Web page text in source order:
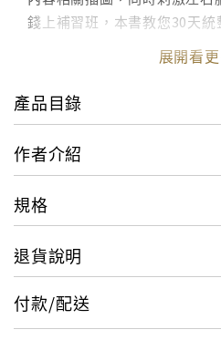
錢上補習班，本書教您30天
家!本書超值加贈 1.巨匠四小
優惠折價券1000元 還不快點
展開看
產品目錄
作者介紹
規格
退貨說明
付款/配送